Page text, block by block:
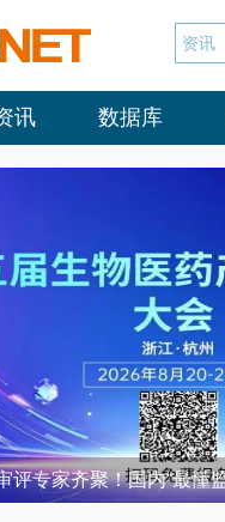
资讯
讯 数据库
评专家齐聚！国内“最懂